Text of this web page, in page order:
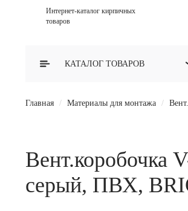
Интернет-каталог кирпичных
товаров
КАТАЛОГ ТОВАРОВ
Главная Материалы для монтажа
Вент.коробочка
серый, ПВХ,